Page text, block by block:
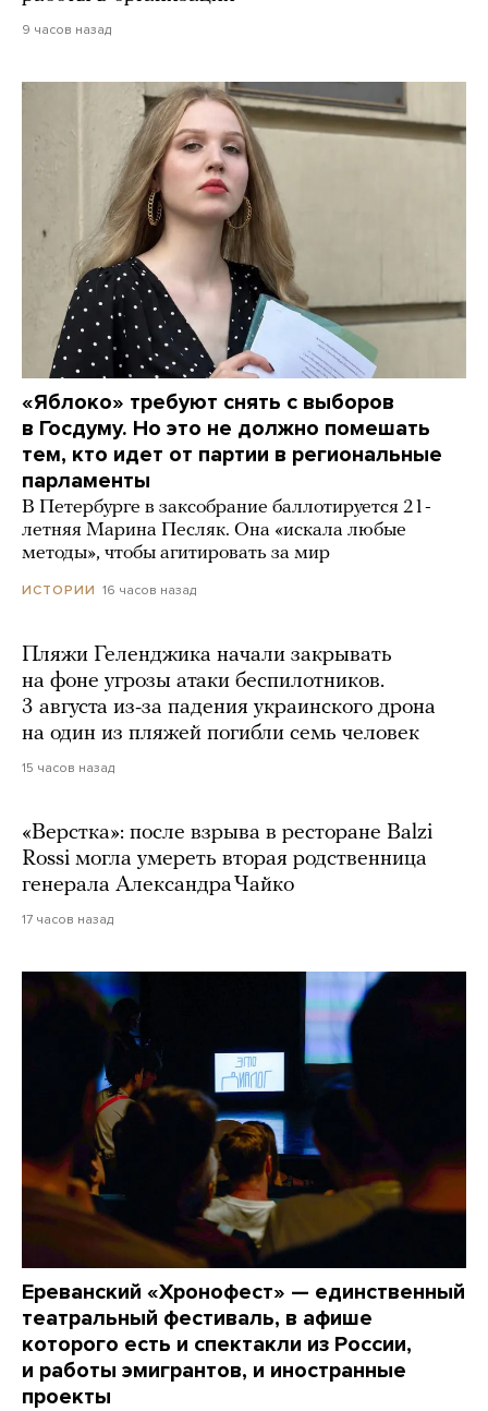
9 часов назад
«Яблоко» требуют снять с выборов
в Госдуму. Но это не должно помешать
тем, кто идет от партии в региональные
парламенты
В Петербурге в заксобрание баллотируется 21-
летняя Марина Песляк. Она «искала любые
методы», чтобы агитировать за мир
ИСТОРИИ 16 часов назад
Пляжи Геленджика начали закрывать
на фоне угрозы атаки беспилотников.
3 августа из-за падения украинского дрона
на один из пляжей погибли семь человек
15 часов назад
«Верстка»: после взрыва в ресторане Balzi
Rossi могла умереть вторая родственница
генерала Александра Чайко
17 часов назад
Ереванский «Хронофест» — единственный
театральный фестиваль, в афише
которого есть и спектакли из России,
и работы эмигрантов, и иностранные
проекты